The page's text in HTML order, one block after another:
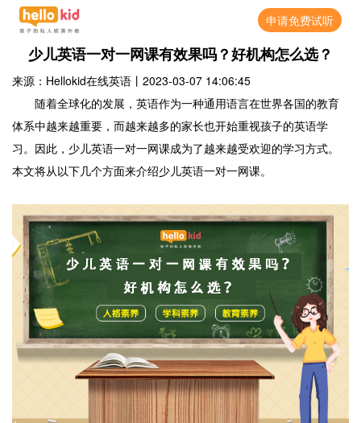
申请免费试听
少儿英语一对一网课有效果吗？好机构怎么选？
来源：Hellokid在线英语 丨 2023-03-07 14:06:45
随着全球化的发展，英语作为一种通用语言在世界各国的教育
体系中越来越重要，而越来越多的家长也开始重视孩子的英语学
习。因此，少儿英语一对一网课成为了越来越受欢迎的学习方式。
本文将从以下几个方面来介绍少儿英语一对一网课。